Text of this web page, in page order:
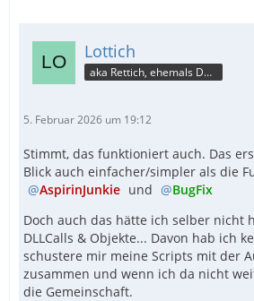
Lottich
aka Rettich, ehemals DAU
5. Februar 2026 um 19:12
Stimmt, das funktioniert auch. Das
Blick auch einfacher/simpler als die
AspirinJunkie und
BugFix
Doch auch das hätte ich selber nicht
DLLCalls & Objekte... Davon hab ich
schustere mir meine Scripts mit der
zusammen und wenn ich da nicht
die Gemeinschaft.